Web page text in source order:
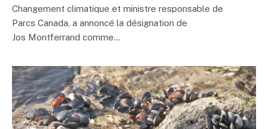
Changement climatique et ministre responsable de
Parcs Canada, a annoncé la désignation de
Jos Montferrand comme…